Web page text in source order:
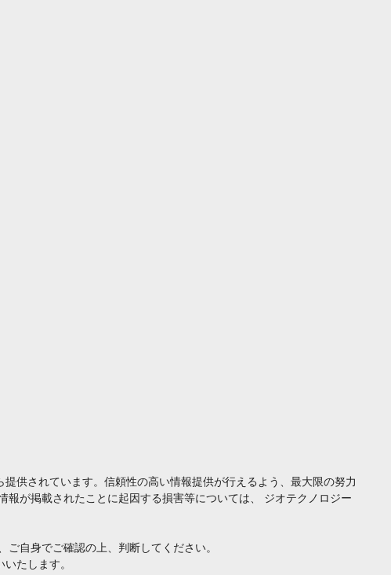
供されています。信頼性の高い情報提供が行えるよう、最大限の努力
が掲載されたことに起因する損害等については、 ジオテクノロジー
自身でご確認の上、判断してください。
たします。